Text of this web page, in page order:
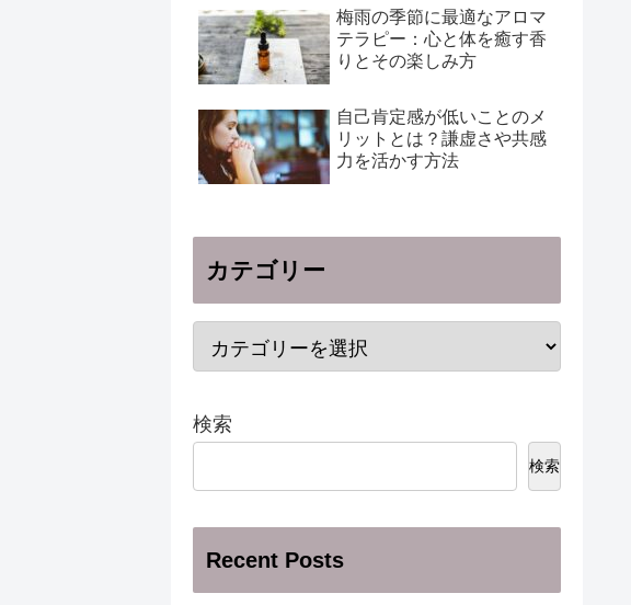
梅雨の季節に最適なアロマ
テラピー：心と体を癒す香
りとその楽しみ方
自己肯定感が低いことのメ
リットとは？謙虚さや共感
力を活かす方法
カテゴリー
検索
検索
Recent Posts